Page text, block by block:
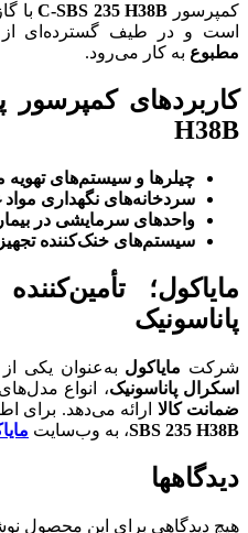
کمپرسور C-SBS 235 H38Bبا
است و در طیف گسترده‌ای
مطبوع به کار می‌رود.
H38B
چیلرها و سیستم‌های
سردخانه‌های نگهداری مواد
واحدهای سرمایشی در
سیستم‌های خنک‌کننده
مایاکول؛
پاناسونیک
شرکت مایاکول به‌عنوان یکی
اسکرال پاناسونیک، انواع مدل‌های
ضمانت کالا ارائه می‌دهد. برای
SBS 235 H38B، به وب‌سایت
دیدگاهها
هیچ دیدگاهی برای این محصول